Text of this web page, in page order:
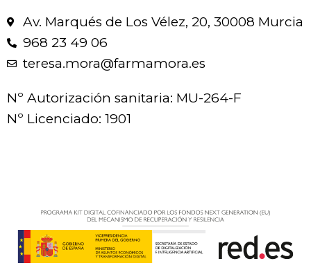
Av. Marqués de Los Vélez, 20, 30008 Murcia
968 23 49 06
teresa.mora@farmamora.es
Nº Autorización sanitaria: MU-264-F
Nº Licenciado: 1901